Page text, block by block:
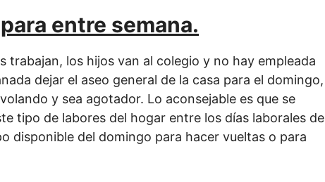
entre semana.
trabajan, los hijos van al colegio y no hay empleada
dejar el aseo general de la casa para el domingo,
y sea agotador. Lo aconsejable es que se
tipo de labores del hogar entre los días laborales de
disponible del domingo para hacer vueltas o para